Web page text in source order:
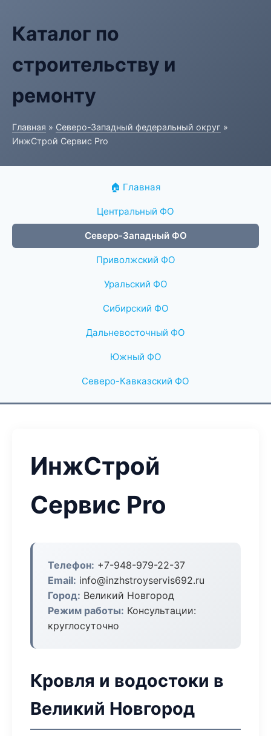
Каталог по
строительству и
ремонту
Главная » Северо-Западный федеральный округ »
ИнжСтрой Сервис Pro
🏠 Главная
Центральный ФО
Северо-Западный ФО
Приволжский ФО
Уральский ФО
Сибирский ФО
Дальневосточный ФО
Южный ФО
Северо-Кавказский ФО
ИнжСтрой
Сервис Pro
Телефон: +7-948-979-22-37
Email: info@inzhstroyservis692.ru
Город: Великий Новгород
Режим работы: Консультации:
круглосуточно
Кровля и водостоки в
Великий Новгород